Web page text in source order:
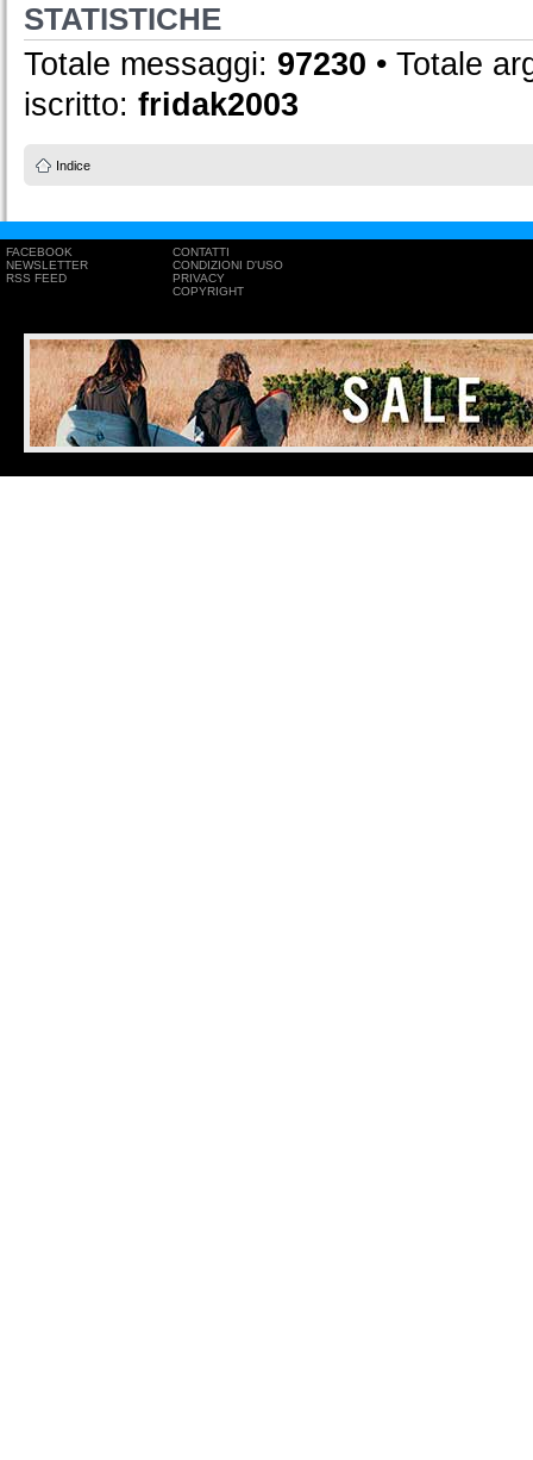
STATISTICHE
Totale messaggi: 97230 • Totale
iscritto: fridak2003
Indice
FACEBOOK
NEWSLETTER
RSS FEED
CONTATTI
CONDIZIONI D'USO
PRIVACY
COPYRIGHT